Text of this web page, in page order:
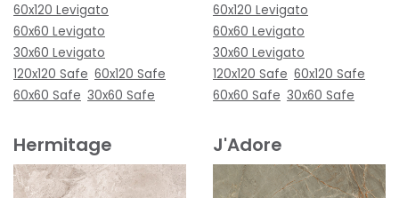
60x120 Levigato
60x60 Levigato
30x60 Levigato
120x120 Safe 60x120 Safe
60x60 Safe 30x60 Safe
60x120 Levigato
60x60 Levigato
30x60 Levigato
120x120 Safe 60x120 Safe
60x60 Safe 30x60 Safe
Hermitage J'Adore